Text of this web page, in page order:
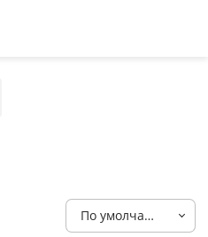
По умолчанию